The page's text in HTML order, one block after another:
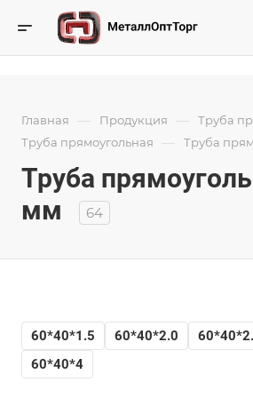
Главная — Продукция — Труба
Труба прямоугольная — Труба
Труба
мм
64
60*40*1.5 60*40*2.0
60*40*4